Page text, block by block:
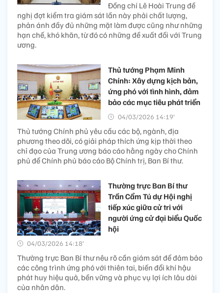
Đồng chí Lê Hoài Trung đề
nghị đợt kiểm tra giám sát lần này phải chất lượng,
phản ánh đầy đủ những mặt làm được cũng như những
hạn chế, khó khăn, từ đó có những đề xuất đối với Trung
ương.
Thủ tướng Phạm Minh
Chính: Xây dựng kịch bản,
ứng phó với tình hình, đảm
bảo các mục tiêu phát triển
04/03/2026 14:19’
Thủ tướng Chính phủ yêu cầu các bộ, ngành, địa
phương theo dõi, có giải pháp thích ứng kịp thời theo
chỉ đạo của Trung ương báo cáo hằng ngày cho Chính
phủ để Chính phủ báo cáo Bộ Chính trị, Ban Bí thư.
Thường trực Ban Bí thư
Trần Cẩm Tú dự Hội nghị
tiếp xúc giữa cử tri với
người ứng cử đại biểu Quốc
hội
04/03/2026 14:18’
Thường trực Ban Bí thư nêu rõ cần giám sát để đảm bảo
các công trình ứng phó với thiên tai, biến đổi khí hậu
phát huy hiệu quả, bền vững và phục vụ lợi ích lâu dài
của nhân dân.